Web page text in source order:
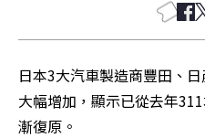
日本3大汽車製造商豐田、
大幅增加，顯示已從去年
漸復原。